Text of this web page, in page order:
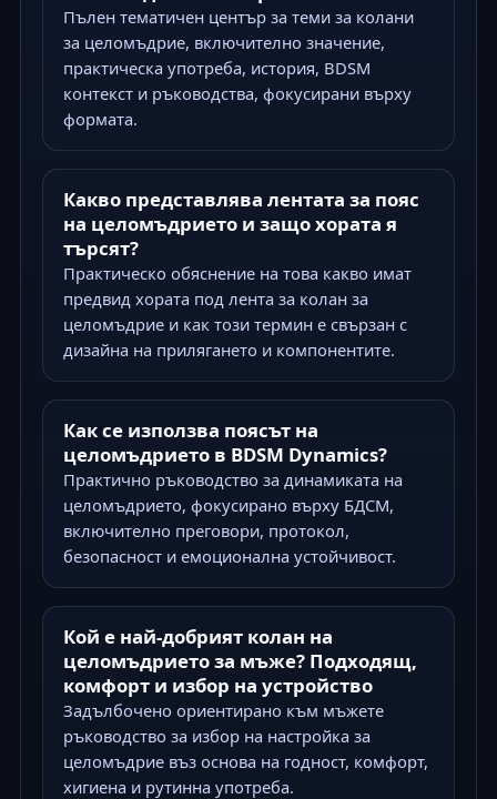
Пълен тематичен център за теми за колани
за целомъдрие, включително значение,
практическа употреба, история, BDSM
контекст и ръководства, фокусирани върху
формата.
Какво представлява лентата за пояс
на целомъдрието и защо хората я
търсят?
Практическо обяснение на това какво имат
предвид хората под лента за колан за
целомъдрие и как този термин е свързан с
дизайна на прилягането и компонентите.
Как се използва поясът на
целомъдрието в BDSM Dynamics?
Практично ръководство за динамиката на
целомъдрието, фокусирано върху БДСМ,
включително преговори, протокол,
безопасност и емоционална устойчивост.
Кой е най-добрият колан на
целомъдрието за мъже? Подходящ,
комфорт и избор на устройство
Задълбочено ориентирано към мъжете
ръководство за избор на настройка за
целомъдрие въз основа на годност, комфорт,
хигиена и рутинна употреба.